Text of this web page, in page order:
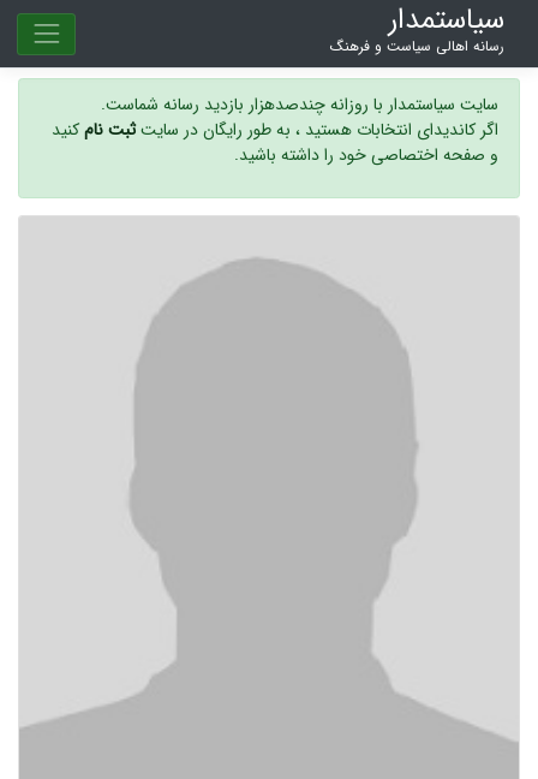
سیاستمدار
رسانه اهالی سیاست و فرهنگ
سایت سیاستمدار با روزانه چندصدهزار بازدید رسانه شماست.
اگر کاندیدای انتخابات هستید ، به طور رایگان در سایتثبت نامکنید
و صفحه اختصاصی خود را داشته باشید.